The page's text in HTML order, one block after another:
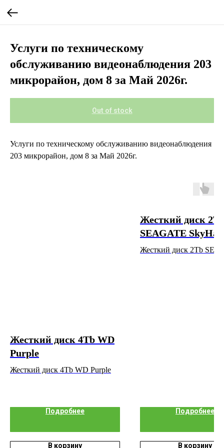
Услуги по техническому
обслуживанию видеонаблюдения 203
микрорайон, дом 8 за Май 2026г.
Out of stock
Услуги по техническому обслуживанию видеонаблюдения
203 микрорайон, дом 8 за Май 2026г.
Жесткий диск 4Tb WD
Purple
Жесткий диск 4Tb WD Purple
Подробнее
В корзину
Жесткий диск
SEAGATE
Жесткий диск 2Tb
Подробнее
В корзину